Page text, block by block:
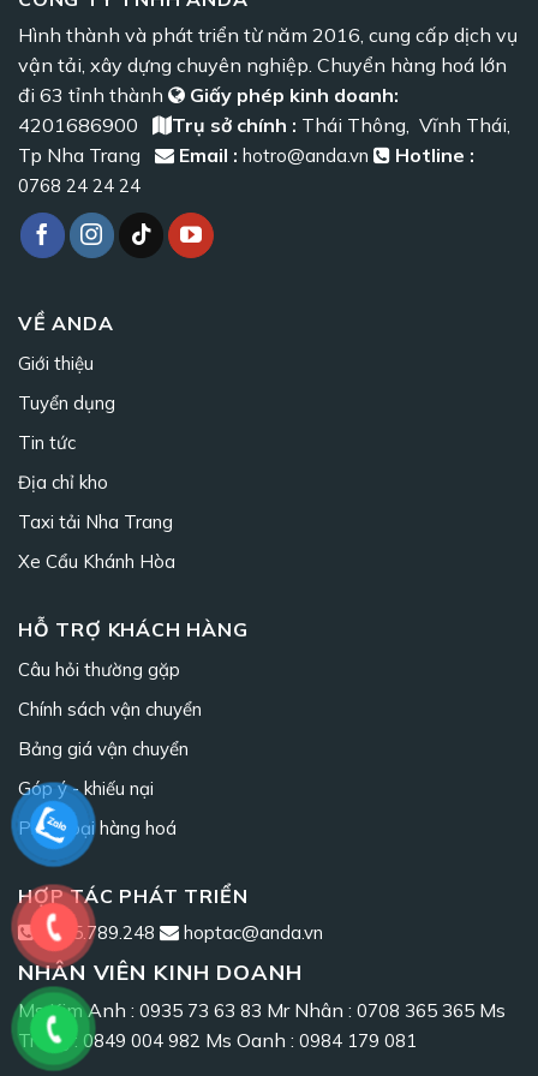
Hình thành và phát triển từ năm 2016, cung cấp dịch vụ
vận tải, xây dựng chuyên nghiệp. Chuyển hàng hoá lớn
đi 63 tỉnh thành
Giấy phép kinh doanh:
4201686900
Trụ sở chính : Thái Thông, Vĩnh Thái,
Tp Nha Trang
Email : hotro@anda.vn Hotline :
0768 24 24 24
VỀ ANDA
Giới thiệu
Tuyển dụng
Tin tức
Địa chỉ kho
Taxi tải Nha Trang
Xe Cẩu Khánh Hòa
HỖ TRỢ KHÁCH HÀNG
Câu hỏi thường gặp
Chính sách vận chuyển
Bảng giá vận chuyển
Góp ý - khiếu nại
Phân loại hàng hoá
HỢP TÁC PHÁT TRIỂN
0965.789.248 hoptac@anda.vn
NHÂN VIÊN KINH DOANH
Ms Kim Anh : 0935 73 63 83 Mr Nhân : 0708 365 365 Ms
Trang : 0849 004 982 Ms Oanh : 0984 179 081